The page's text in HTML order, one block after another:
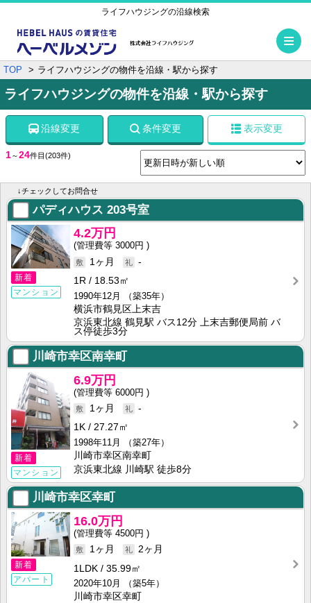
ライフハウジングの沿線検索
TOP ライフハウジングの物件を沿線・駅から探す
ライフハウジングの物件を沿線・駅から探す
沿線変更 条件変更 表示変更
1～24件目 (203件)
↓チェックしてお問合せ
パディハウス 203号室
新着
マンション
4.2万円
3000円
1ヶ月
-
1R
18.53㎡
1990年12月
（築35年）
横浜市鶴見区上末吉
京浜東北線 鶴見駅 バス12分 上末吉郵便局前 バ
ス停徒歩3分
川崎市幸区南幸町
新着
マンション
6.9万円
6000円
1ヶ月
-
1K
27.27㎡
1998年11月
（築27年）
川崎市幸区南幸町
京浜東北線 川崎駅 徒歩8分
川崎市幸区幸町
新着
アパート
16.0万円
4500円
1ヶ月
2ヶ月
1LDK
35.99㎡
2020年10月
（築5年）
川崎市幸区幸町